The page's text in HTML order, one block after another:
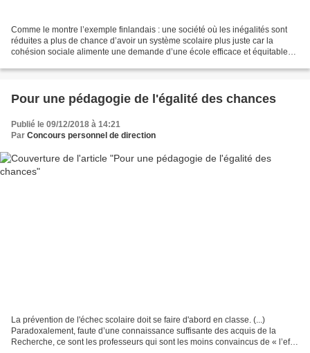
Comme le montre l’exemple finlandais : une société où les inégalités sont
réduites a plus de chance d’avoir un système scolaire plus juste car la
cohésion sociale alimente une demande d’une école efficace et équitable
Pour une pédagogie de l'égalité des chances
Publié le 09/12/2018 à 14:21
Par Concours personnel de direction
La prévention de l'échec scolaire doit se faire d'abord en classe. (...)
Paradoxalement, faute d’une connaissance suffisante des acquis de la
Recherche, ce sont les professeurs qui sont les moins convaincus de « l’effet